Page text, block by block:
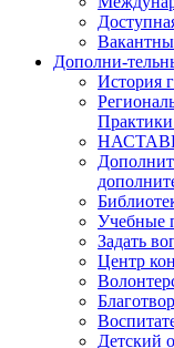
Дополни-
История
Учебные
Задать
Центр
Детский